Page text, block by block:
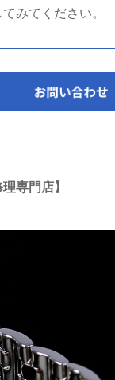
みてください。
専門店】